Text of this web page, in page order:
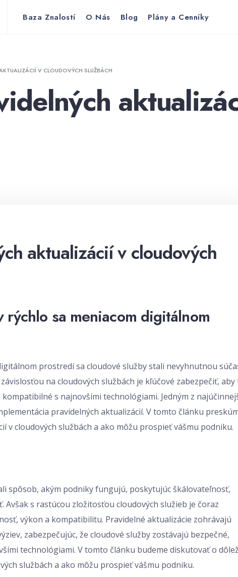
Baza Znalostí O Nás Blog Plány a Cenníky
V CLOUDOVÝCH SLUŽBÁCH
aktualizácií v cloudových
rýchlo sa meniacom digitálnom
prostredí sa cloudové služby stali nevyhnutnou
na cloudových službách je kľúčové zabezpečiť,
s najnovšími technológiami. Jedným z
pravidelných aktualizácií. V tomto článku
v cloudových službách a ako môžu prospieť vášmu podniku.
spôsob, akým podniky fungujú, poskytujúc škálovateľnosť,
s rastúcou zložitosťou cloudových služieb je čoraz
výkon a kompatibilitu. Pravidelné aktualizácie zohrávajú
zabezpečujúc, že cloudové služby zostávajú bezpečné,
technológiami. V tomto článku budeme diskutovať o
službách a ako môžu prospieť vášmu podniku.